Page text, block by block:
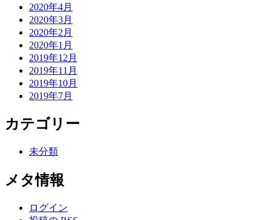
2020年4月
2020年3月
2020年2月
2020年1月
2019年12月
2019年11月
2019年10月
2019年7月
カテゴリー
未分類
メタ情報
ログイン